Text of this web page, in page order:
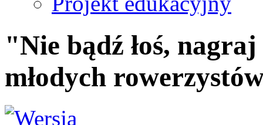
"Nie bądź łoś,
młodych